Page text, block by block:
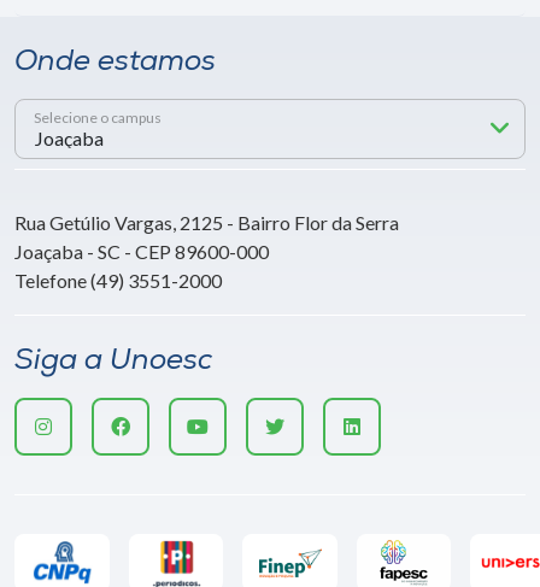
Onde estamos
Selecione o campus
Rua Getúlio Vargas, 2125 - Bairro Flor da Serra
Joaçaba - SC - CEP 89600-000
Telefone (49) 3551-2000
Siga a Unoesc